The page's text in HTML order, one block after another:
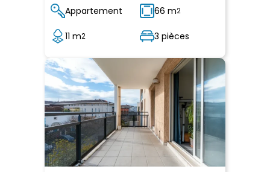
Appartement 66 m2
11 m2 3 pièces